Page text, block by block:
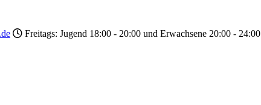
Freitags: Jugend 18:00 - 20:00 und Erwachsene 20:00 - 24:00